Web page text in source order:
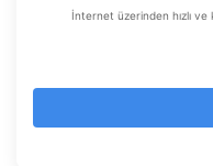
İnternet üzerinden hızlı